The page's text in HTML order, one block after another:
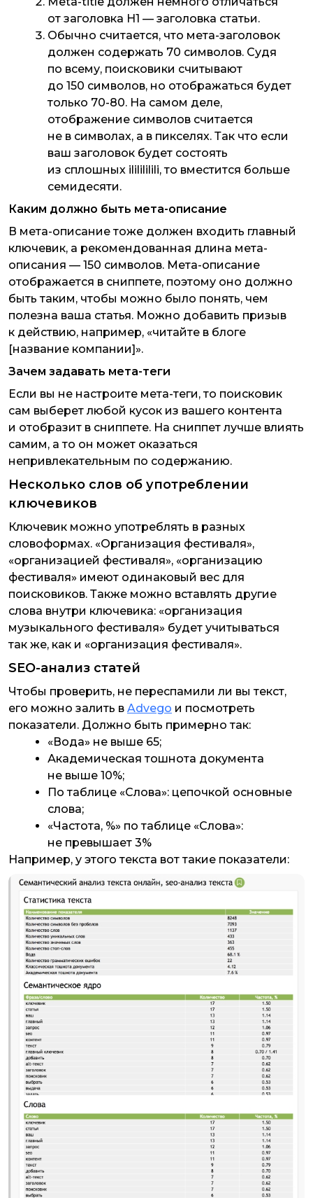
от заголовка H1 — заголовка статьи.
Обычно считается, что мета-заголовок
должен содержать 70 символов. Судя
по всему, поисковики считывают
до 150 символов, но отображаться будет
только 70-80. На самом деле,
отображение символов считается
не в символах, а в пикселях. Так что если
ваш заголовок будет состоять
из сплошных ililililili, то вместится больше
семидесяти.
Каким должно быть мета-описание
В мета-описание тоже должен входить главный
ключевик, а рекомендованная длина мета-
описания — 150 символов. Мета-описание
отображается в сниппете, поэтому оно должно
быть таким, чтобы можно было понять, чем
полезна ваша статья. Можно добавить призыв
к действию, например, «читайте в блоге
[название компании]».
Зачем задавать мета-теги
Если вы не настроите мета-теги, то поисковик
сам выберет любой кусок из вашего контента
и отобразит в сниппете. На сниппет лучше влиять
самим, а то он может оказаться
непривлекательным по содержанию.
Несколько слов об употреблении
ключевиков
Ключевик можно употреблять в разных
словоформах. «Организация фестиваля»,
«организацией фестиваля», «организацию
фестиваля» имеют одинаковый вес для
поисковиков. Также можно вставлять другие
слова внутри ключевика: «организация
музыкального фестиваля» будет учитываться
так же, как и «организация фестиваля».
SEO-анализ статей
Чтобы проверить, не переспамили ли вы текст,
его можно залить в Advego и посмотреть
показатели. Должно быть примерно так:
«Вода» не выше 65;
Академическая тошнота документа
не выше 10%;
По таблице «Слова»: цепочкой основные
слова;
«Частота, %» по таблице «Слова»:
не превышает 3%
Например, у этого текста вот такие показатели: